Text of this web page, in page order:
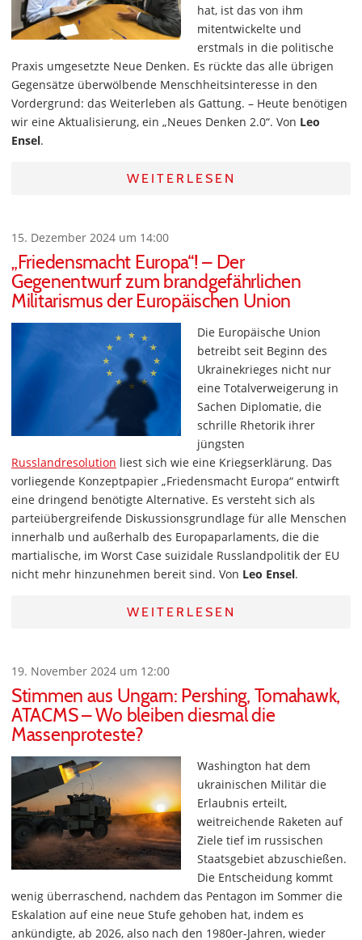
hat, ist das von ihm
mitentwickelte und
erstmals in die politische
Praxis umgesetzte Neue Denken. Es rückte das alle übrigen
Gegensätze überwölbende Menschheitsinteresse in den
Vordergrund: das Weiterleben als Gattung. – Heute benötigen
wir eine Aktualisierung, ein „Neues Denken 2.0“. Von Leo
Ensel.
WEITERLESEN
15. Dezember 2024 um 14:00
„Friedensmacht Europa“! – Der
Gegenentwurf zum brandgefährlichen
Militarismus der Europäischen Union
Die Europäische Union
betreibt seit Beginn des
Ukrainekrieges nicht nur
eine Totalverweigerung in
Sachen Diplomatie, die
schrille Rhetorik ihrer
jüngsten
Russlandresolution liest sich wie eine Kriegserklärung. Das
vorliegende Konzeptpapier „Friedensmacht Europa“ entwirft
eine dringend benötigte Alternative. Es versteht sich als
parteiübergreifende Diskussionsgrundlage für alle Menschen
innerhalb und außerhalb des Europaparlaments, die die
martialische, im Worst Case suizidale Russlandpolitik der EU
nicht mehr hinzunehmen bereit sind. Von Leo Ensel.
WEITERLESEN
19. November 2024 um 12:00
Stimmen aus Ungarn: Pershing, Tomahawk,
ATACMS – Wo bleiben diesmal die
Massenproteste?
Washington hat dem
ukrainischen Militär die
Erlaubnis erteilt,
weitreichende Raketen auf
Ziele tief im russischen
Staatsgebiet abzuschießen.
Die Entscheidung kommt
wenig überraschend, nachdem das Pentagon im Sommer die
Eskalation auf eine neue Stufe gehoben hat, indem es
ankündigte, ab 2026, also nach den 1980er-Jahren, wieder